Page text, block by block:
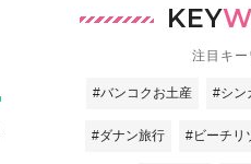
KEYW
注目キー
#バンコクお土産 #シン
#ダナン旅行 #ビーチリ